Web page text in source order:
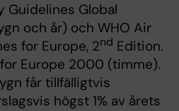
Guidelines Global
och år) och WHO Air
for Europe, 2nd Edition.
Europe 2000 (timme).
får tillfälligtvis
högst 1% av årets